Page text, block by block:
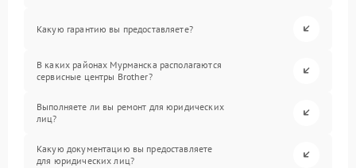
Какую гарантию вы предоставляете?
В каких районах Мурманска располагаются
сервисные центры Brother?
Выполняете ли вы ремонт для юридических
лиц?
Какую документацию вы предоставляете
для юридических лиц?